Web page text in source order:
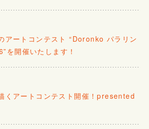
アートコンテスト “Doronko パラリン
を開催いたします！
くアートコンテスト開催！presented